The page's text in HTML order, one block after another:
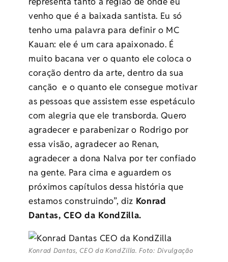
venho que é a baixada santista. Eu só
tenho uma palavra para definir o MC
Kauan: ele é um cara apaixonado. É
muito bacana ver o quanto ele coloca o
coração dentro da arte, dentro da sua
canção e o quanto ele consegue motivar
as pessoas que assistem esse espetáculo
com alegria que ele transborda. Quero
agradecer e parabenizar o Rodrigo por
essa visão, agradecer ao Renan,
agradecer a dona Nalva por ter confiado
na gente. Para cima e aguardem os
próximos capítulos dessa história que
estamos construindo”, diz Konrad
Dantas, CEO da KondZilla.
Konrad Dantas, CEO da KondZilla. Foto: Divulgação